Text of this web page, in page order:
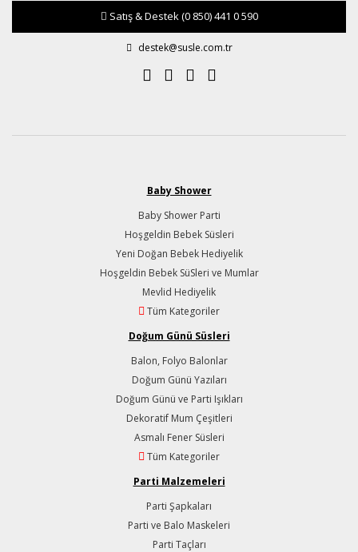
Satış & Destek(0 850) 441 0 590
destek@susle.com.tr
Baby Shower
Baby Shower Parti
Hoşgeldin Bebek Süsleri
Yeni Doğan Bebek Hediyelik
Hoşgeldin Bebek SüSleri ve Mumlar
Mevlid Hediyelik
Tüm Kategoriler
Doğum Günü Süsleri
Balon, Folyo Balonlar
Doğum Günü Yazıları
Doğum Günü ve Parti Işıkları
Dekoratif Mum Çeşitleri
Asmalı Fener Süsleri
Tüm Kategoriler
Parti Malzemeleri
Parti Şapkaları
Parti ve Balo Maskeleri
Parti Taçları